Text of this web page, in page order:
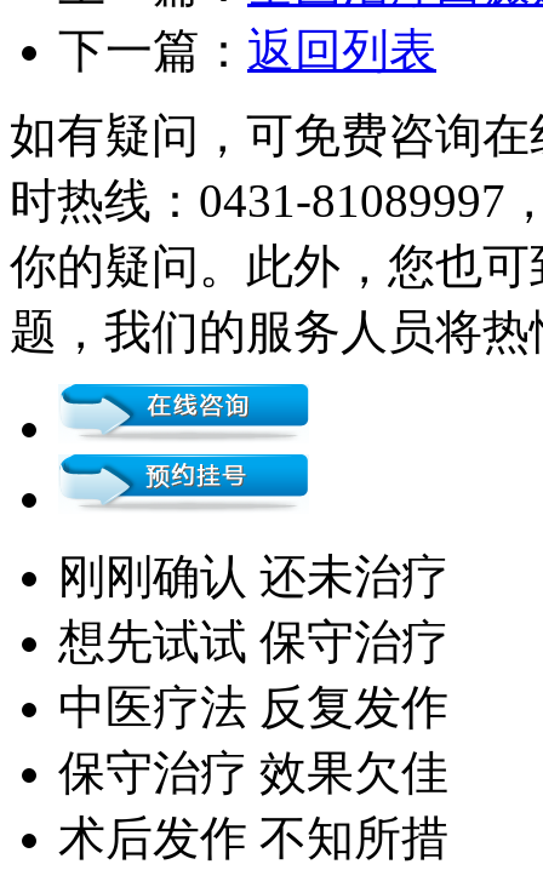
下一篇： 返回列表
如有疑问，可免费咨询
时热线：0431-81089997
你的疑问。此外，您也
题，我们的服务人员将
刚刚确认 还未治疗
想先试试 保守治疗
中医疗法 反复发作
保守治疗 效果欠佳
术后发作 不知所措